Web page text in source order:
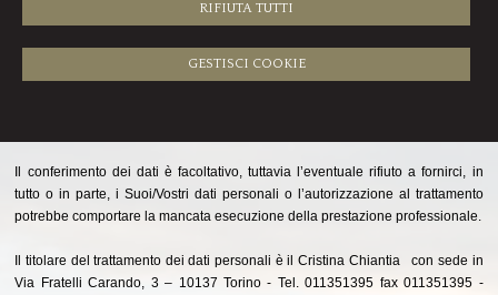
RIFIUTA TUTTI
GESTISCI COOKIE
INFORMATIVA SULLA PRIVACY (D.Lgs. n.
196/2003)
Il trattamento di tali dati personali può essere effettuato su supporti cartacei
Il conferimento dei dati è facoltativo, tuttavia l’eventuale rifiuto a fornirci, in
tutto o in parte, i Suoi/Vostri dati personali o l’autorizzazione al trattamento
potrebbe comportare la mancata esecuzione della prestazione professionale.
Il titolare del trattamento dei dati personali è il Cristina Chiantia con sede in
Via Fratelli Carando, 3 – 10137 Torino - Tel. 011351395 fax 011351395 -